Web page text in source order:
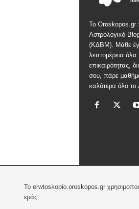
Το Oroskopos.gr
Αστρολογικό
(ΚΔΒΜ). Μάθε
λεπτομέρεια όλα
επικαιρότητας,
σου, πάρε
καλύτερα όλο το
To erwtoskopio.oroskopos.gr
εμάς.